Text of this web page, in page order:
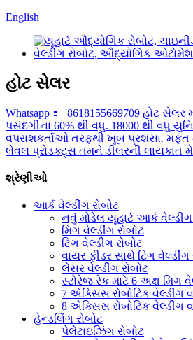
English
હોટ સેલર
Whatsapp：+8618155669709 હોટ સેલર
પસંદગીના 60% થી વધુ. 18000 થી વધુ
વપરાશકર્તાઓ તરફથી ખૂબ પ્રશંસા. મફત
લેવલ પ્રોડક્ટ્સ તમને ડીલરની લાયકાત
શ્રેણીઓ
આર્ક વેલ્ડીંગ રોબોટ
નવું મોડેલ યૂહાર્ટ આર્ક વેલ્ડીંગ
મિગ વેલ્ડીંગ રોબોટ
ટિગ વેલ્ડીંગ રોબોટ
વાયર ફીડર સાથે ટિગ વેલ્ડીંગ
લેસર વેલ્ડીંગ રોબોટ
સ્ટોરેજ રેક માટે 6 અક્ષ મિગ
7 એક્સિસ રોબોટિક વેલ્ડીંગ
8 એક્સિસ રોબોટિક વેલ્ડીંગ
હેન્ડલિંગ રોબોટ
પેલેટાઇઝિંગ રોબોટ